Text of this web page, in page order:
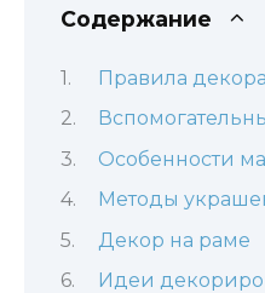
Содержание
Правила декора
Особенности
Методы
Декор на раме
Идеи